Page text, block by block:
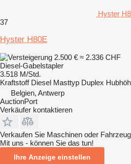
Hyster
37
Hyster H80E
2.500 € ≈ 2.336 CHF
Diesel-Gabelstapler
3.518 M/Std.
Kraftstoff Diesel Masttyp Duplex
Belgien, Antwerp
AuctionPort
Verkäufer kontaktieren
Verkaufen Sie Maschinen oder
Mit uns - können Sie das tun!
Ihre Anzeige einstellen